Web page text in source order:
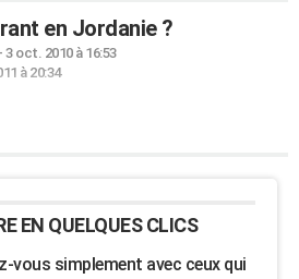
en Jordanie ?
3 oct. 2010 à 16:53
à 20:34
EN QUELQUES CLICS
vous simplement avec ceux qui